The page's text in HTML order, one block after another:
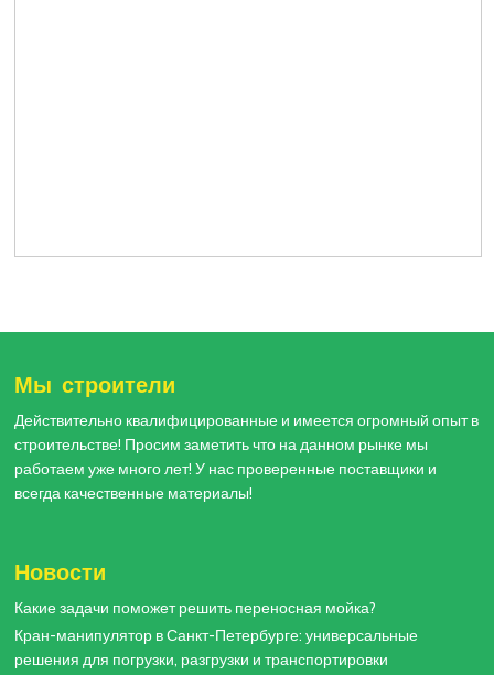
Мы строители
Действительно квалифицированные и имеется огромный опыт в
строительстве! Просим заметить что на данном рынке мы
работаем уже много лет! У нас проверенные поставщики и
всегда качественные материалы!
Новости
Какие задачи поможет решить переносная мойка?
Кран-манипулятор в Санкт-Петербурге: универсальные
решения для погрузки, разгрузки и транспортировки